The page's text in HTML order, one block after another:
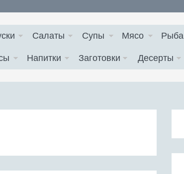
Салаты Супы Мясо Рыба
Напитки Заготовки Десерты